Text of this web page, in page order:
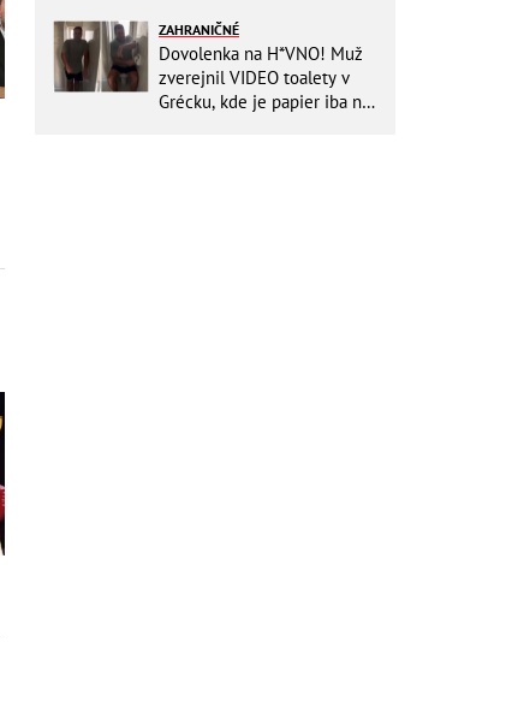
horšie
ZAHRANIČNÉ
Dovolenka na H*VNO! Muž
zverejnil VIDEO toalety v
Grécku, kde je papier iba na